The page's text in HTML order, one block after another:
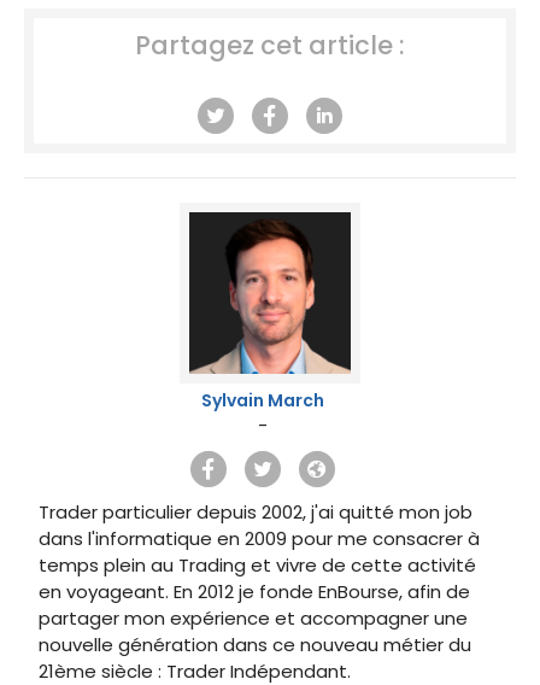
Partagez cet article :
Sylvain March
-
Trader particulier depuis 2002, j'ai quitté mon job
dans l'informatique en 2009 pour me consacrer à
temps plein au Trading et vivre de cette activité
en voyageant. En 2012 je fonde EnBourse, afin de
partager mon expérience et accompagner une
nouvelle génération dans ce nouveau métier du
21ème siècle : Trader Indépendant.